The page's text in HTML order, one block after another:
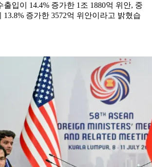
입이 14.4% 증가한 1조 1880억 위안, 중
13.8% 증가한 3572억 위안이라고 밝혔습